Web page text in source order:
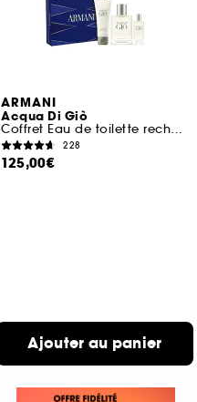
ARMANI
Acqua Di Giò
Coffret Eau de toilette rechargeable pour homme
228
125,00€
Ajouter au panier